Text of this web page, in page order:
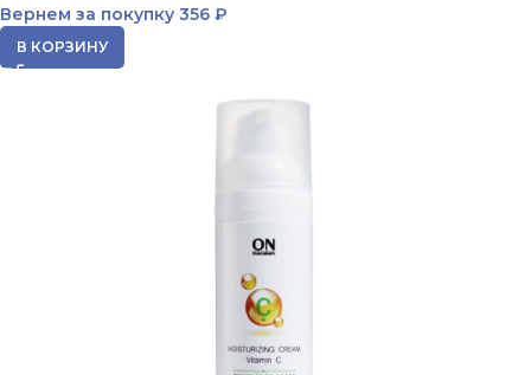
Вернем за покупку 356 ₽
В КОРЗИНУ